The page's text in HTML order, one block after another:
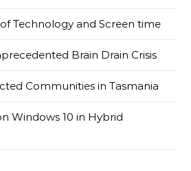
Technology and Screen time
Brain Drain Crisis
Communities in Tasmania
Windows 10 in Hybrid